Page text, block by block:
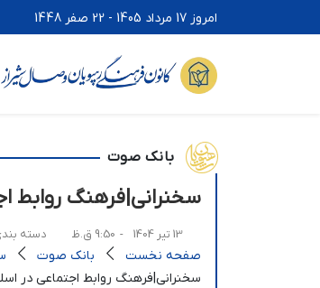
امروز 17 مرداد 1405 - 22 صفر 1448
بانک صوت
سخنرانی|فرهنگ روابط
13 تیر 1404 - 9:50 ق.ظ دسته
صفحه نخست بانک صوت
سخنرانی|فرهنگ روابط اجتماعی در